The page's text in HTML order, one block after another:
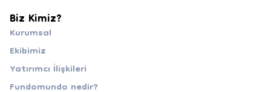
Biz Kimiz?
Kurumsal
Ekibimiz
Yatırımcı İlişkileri
Fundomundo nedir?